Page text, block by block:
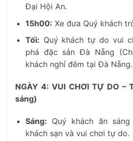
Đại Hội An.
15h00: Xe đưa Quý khách
Tối: Quý khách tự do vui
phá đặc sản Đà Nẵng
khách nghỉ đêm tạiĐà Nẵng.
NGÀY 4: VUI CHƠI TỰ DO –
sáng)
Sáng: Quý khách ăn
khách sạn và vui chơi tự do.